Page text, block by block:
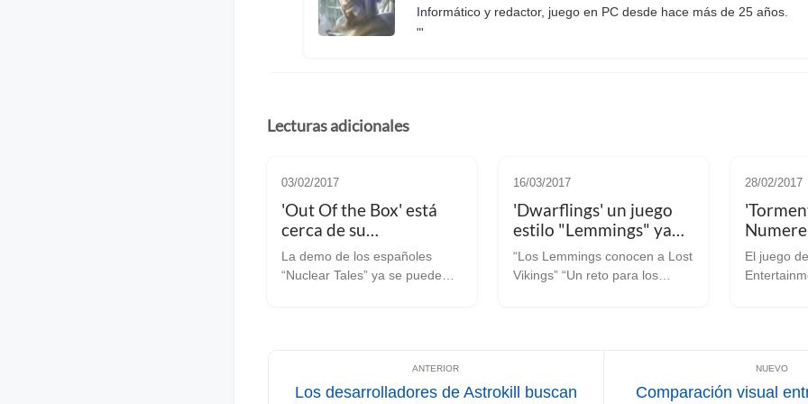
Informático y redactor, juego en PC desde hace más de 25 años.
"'
Lecturas adicionales
03/02/2017
'Out Of the Box' está
cerca de su
lanzamiento y publica
su demo
La demo de los españoles
“Nuclear Tales” ya se puede
perder horas sin que apena...
16/03/2017
'Dwarflings' un juego
estilo "Lemmings" ya
disponible en
Linux/SteamOS
“Los Lemmings conocen a Lost
Vikings” “Un reto para los
28/02/2017
acceso
está
El juego
Los desarrolladores de Astrokill buscan Comparación visual